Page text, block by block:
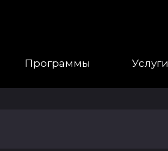
Программы Услуги